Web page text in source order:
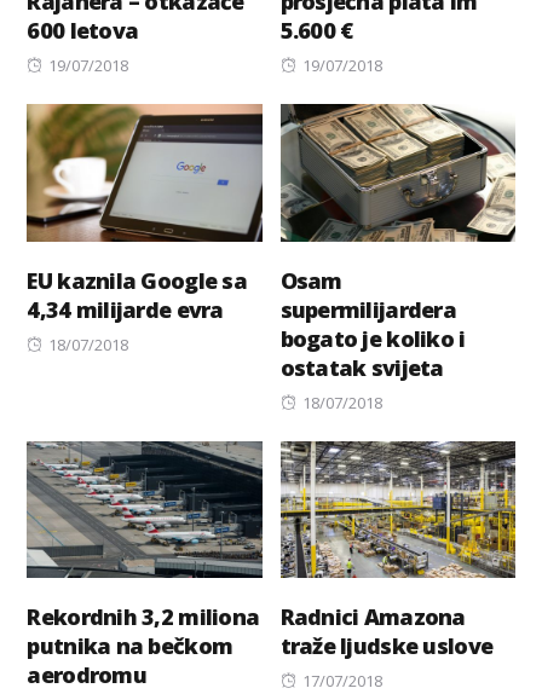
600 letova
Posted
19/07/2018
5.600 €
Posted
19/07/2018
EU kaznila Google sa
4,34 milijarde evra
Posted
18/07/2018
Osam
supermilijardera
bogato je koliko i
ostatak svijeta
Posted
18/07/2018
Rekordnih 3,2 miliona
putnika na bečkom
aerodromu
Radnici Amazona
traže ljudske uslove
Posted
17/07/2018